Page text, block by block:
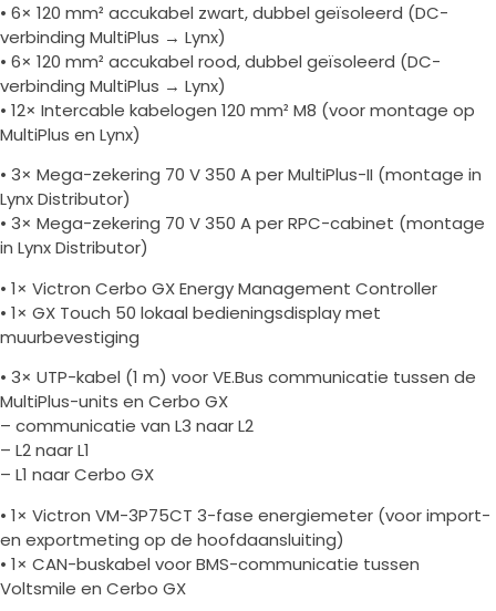
• 6× 120 mm² accukabel zwart, dubbel geïsoleerd (DC-
verbinding MultiPlus → Lynx)
• 6× 120 mm² accukabel rood, dubbel geïsoleerd (DC-
verbinding MultiPlus → Lynx)
• 12× Intercable kabelogen 120 mm² M8 (voor montage op
MultiPlus en Lynx)
• 3× Mega-zekering 70 V 350 A per MultiPlus-II (montage in
Lynx Distributor)
• 3× Mega-zekering 70 V 350 A per RPC-cabinet (montage
in Lynx Distributor)
• 1× Victron Cerbo GX Energy Management Controller
• 1× GX Touch 50 lokaal bedieningsdisplay met
muurbevestiging
• 3× UTP-kabel (1 m) voor VE.Bus communicatie tussen de
MultiPlus-units en Cerbo GX
– communicatie van L3 naar L2
– L2 naar L1
– L1 naar Cerbo GX
• 1× Victron VM-3P75CT 3-fase energiemeter (voor import-
en exportmeting op de hoofdaansluiting)
• 1× CAN-buskabel voor BMS-communicatie tussen
Voltsmile en Cerbo GX